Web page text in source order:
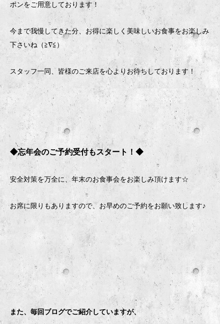
ポンをご用意しております！
今まで我慢してきた分、お得に楽しく美味しいお食事をお楽しみ
下さいね（≧∇≦ ）
スタッフ一同、皆様のご来店を心よりお待ちしております！
◆忘年会のご予約受付もスタート！◆
安全対策を万全に、年末のお食事会をお楽しみ頂けます☆
お席に限りもありますので、お早めのご予約をお願い致します♪
また、毎回ブログでご紹介していますが、